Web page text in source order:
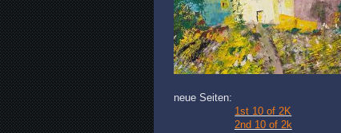
neue Seiten:
1st 10 of 2K
2nd 10 of 2k